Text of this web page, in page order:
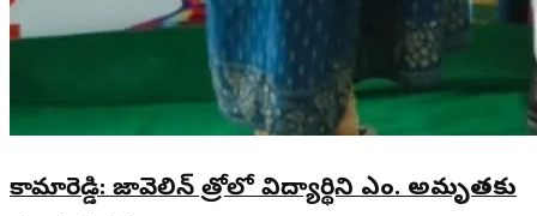
కామారెడ్డి: జావెలిన్ త్రోలో విద్యార్థిని ఎం. అమృతకు